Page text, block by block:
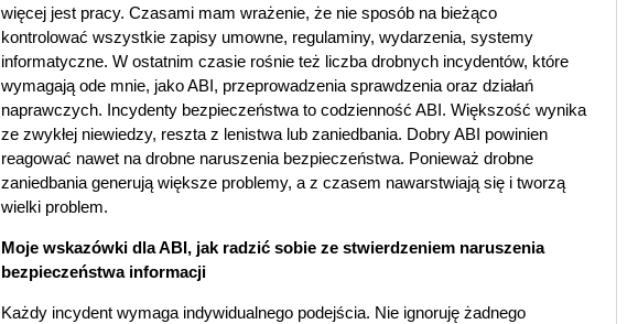
więcej jest pracy. Czasami mam wrażenie, że nie sposób na bieżąco
kontrolować wszystkie zapisy umowne, regulaminy, wydarzenia, systemy
informatyczne. W ostatnim czasie rośnie też liczba drobnych incydentów, które
wymagają ode mnie, jako ABI, przeprowadzenia sprawdzenia oraz działań
naprawczych. Incydenty bezpieczeństwa to codzienność ABI. Większość wynika
ze zwykłej niewiedzy, reszta z lenistwa lub zaniedbania. Dobry ABI powinien
reagować nawet na drobne naruszenia bezpieczeństwa. Ponieważ drobne
zaniedbania generują większe problemy, a z czasem nawarstwiają się i tworzą
wielki problem.
Moje wskazówki dla ABI, jak radzić sobie ze stwierdzeniem naruszenia
bezpieczeństwa informacji
Każdy incydent wymaga indywidualnego podejścia. Nie ignoruję żadnego